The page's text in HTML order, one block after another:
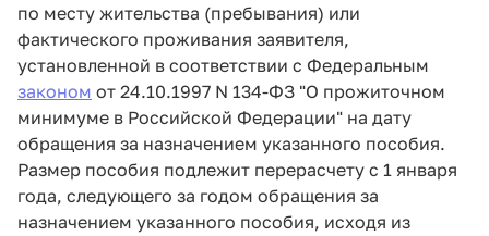
по месту жительства (пребывания) или
фактического проживания заявителя,
установленной в соответствии с Федеральным
законом от 24.10.1997 N 134-ФЗ "О прожиточном
минимуме в Российской Федерации" на дату
обращения за назначением указанного пособия.
Размер пособия подлежит перерасчету с 1 января
года, следующего за годом обращения за
назначением указанного пособия, исходя из